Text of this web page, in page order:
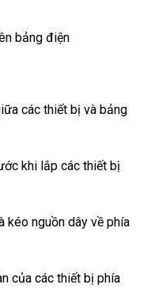
bảng điện
các thiết bị và bảng
khi lắp các thiết bị
kéo nguồn dây về phía
của các thiết bị phía